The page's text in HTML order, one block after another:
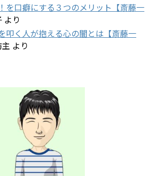
を口癖にする３つのメリット【斎藤一
より
叩く人が抱える心の闇とは【斎藤一
より